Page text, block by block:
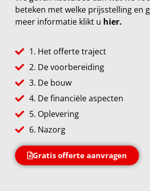
beteken met welke prijsstelling en
meer informatie klikt u hier.
1. Het offerte traject
2. De voorbereiding
3. De bouw
4. De financiële aspecten
5. Oplevering
6. Nazorg
Gratis offerte aanvragen